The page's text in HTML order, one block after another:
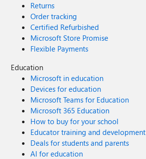
Returns
Order tracking
Certified Refurbished
Microsoft Store Promise
Flexible Payments
Education
Microsoft in education
Devices for education
Microsoft Teams for Education
Microsoft 365 Education
How to buy for your school
Educator training and development
Deals for students and parents
AI for education